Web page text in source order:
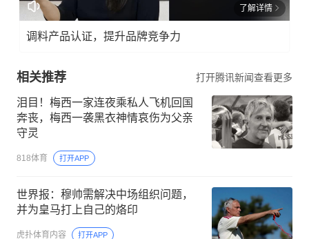
了解详情
调料产品认证，提升品牌竞争力
相关推荐 打开腾讯新闻查看更多
泪目！梅西一家连夜乘私人飞机回国
奔丧，梅西一袭黑衣神情哀伤为父亲
守灵
818体育 打开APP
世界报：穆帅需解决中场组织问题，
并为皇马打上自己的烙印
虎扑体育内容 打开APP